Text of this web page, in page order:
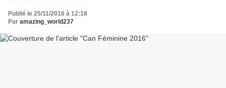
Publié le 25/11/2016 à 12:18
Par amazing_world237